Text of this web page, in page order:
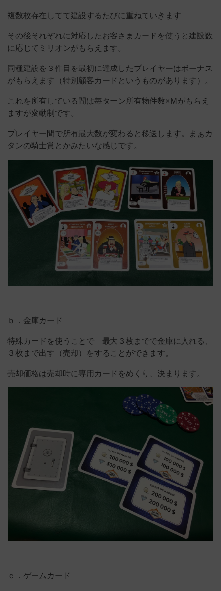
複数枚存在してて建設するたびに重ねていきます
その後それぞれに対応したお客さまカードを使うと建設数
に応じてミリオンがもらえます。
同種建設を３件目を最初に達成したプレイヤーはボーナス
がもらえます（特別顧客カードというものがあります）。
これを所有している間は毎ターン所有物件数×Ｍがもらえ
ますが変動制です。
プレイヤー間で所有最大数が変わると移送します。まぁカ
タンの騎士賞とかみたいな感じです。
ｂ．金庫カード
特殊カードを使うことで 最大３枚までで金庫に入れる、
３枚まで出す（売却）をすることができます。
売却価格は売却時に専用カードをめくり、決まります。
ｃ．ゲームカード